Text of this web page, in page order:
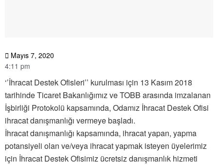
Mayıs 7, 2020
4:11 pm
‘’İhracat Destek Ofisleri’’ kurulması için 13 Kasım 2018
tarihinde Ticaret Bakanlığımız ve TOBB arasında imzalanan
İşbirliği Protokolü kapsamında, Odamız İhracat Destek Ofisi
ihracat danışmanlığı vermeye başladı.
İhracat danışmanlığı kapsamında, ihracat yapan, yapma
potansiyeli olan ve/veya ihracat yapmak isteyen üyelerimiz
için İhracat Destek Ofisimiz ücretsiz danışmanlık hizmeti